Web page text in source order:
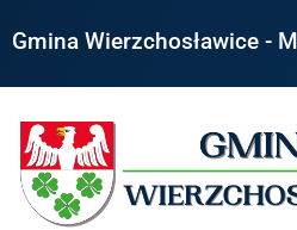
Gmina Wierzchosławice -